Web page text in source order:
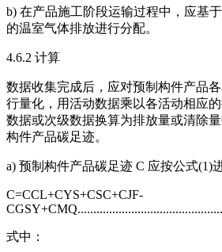
b) 在产品施工阶段运输过程中，应基
的温室气体排放进行分配。
4.6.2 计算
数据收集完成后，应对预制构件产品
行量化，用活动数据乘以各活动相应
数据或次级数据换算为排放量或清除
构件产品碳足迹。
a) 预制构件产品碳足迹 C 应按公式(1)
C=CCL+CYS+CSC+CJF-
式中：